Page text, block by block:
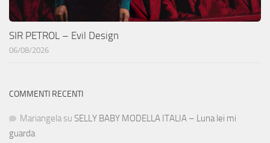
SIR PETROL – Evil Design
06/08/2026
COMMENTI RECENTI
Mariangela su SELLY BABY MODELLA ITALIA – Luna lei mi
guarda